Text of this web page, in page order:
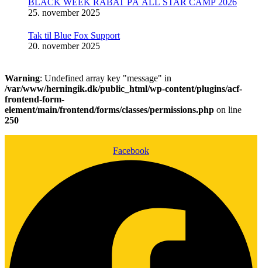
25. november 2025
Tak til Blue Fox Support
20. november 2025
Warning: Undefined array key "message" in
/var/www/herningik.dk/public_html/wp-content/plugins/acf-
frontend-form-
element/main/frontend/forms/classes/permissions.php on line
250
Facebook